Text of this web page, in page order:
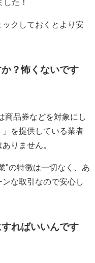
た！
クしておくとより安
？怖くないです
品券などを対象にし
を提供している業者
りません。
"の特徴は一切なく、あ
な取引なので安心し
ればいいんです